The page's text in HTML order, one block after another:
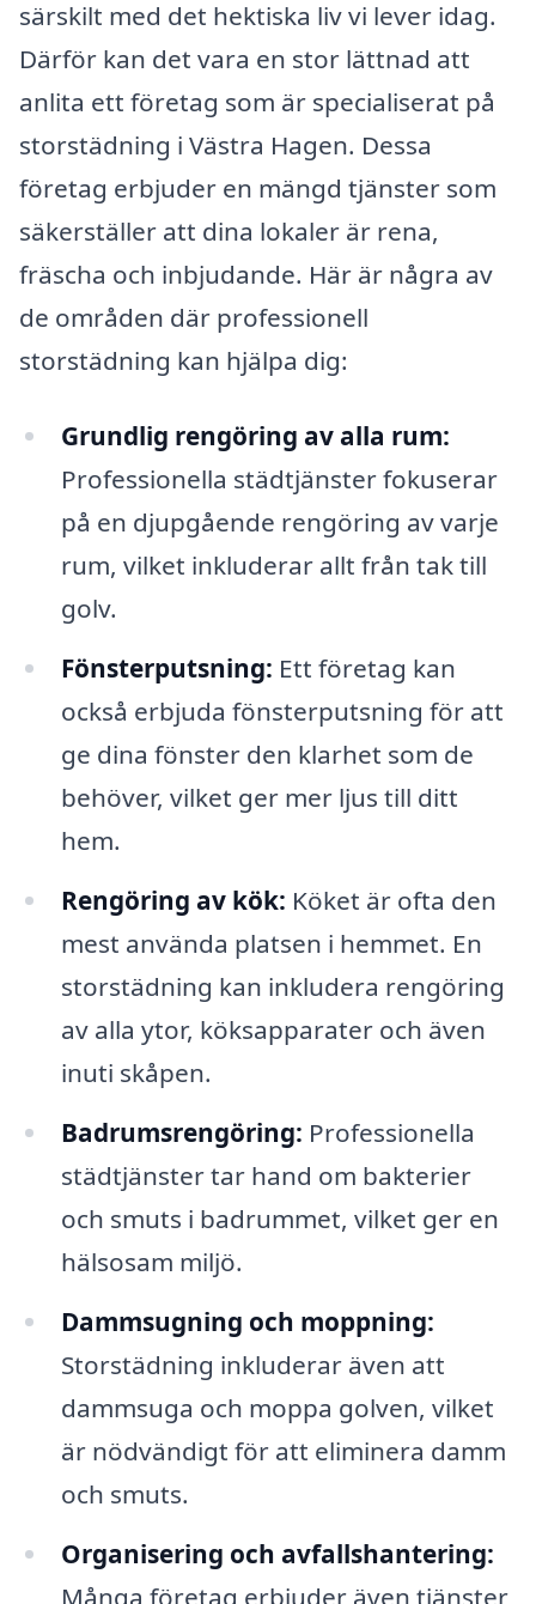
särskilt med det hektiska liv vi lever idag.
Därför kan det vara en stor lättnad att
anlita ett företag som är specialiserat på
storstädning i Västra Hagen. Dessa
företag erbjuder en mängd tjänster som
säkerställer att dina lokaler är rena,
fräscha och inbjudande. Här är några av
de områden där professionell
storstädning kan hjälpa dig:
Grundlig rengöring av alla rum:
Professionella städtjänster fokuserar
på en djupgående rengöring av varje
rum, vilket inkluderar allt från tak till
golv.
Fönsterputsning: Ett företag kan
också erbjuda fönsterputsning för att
ge dina fönster den klarhet som de
behöver, vilket ger mer ljus till ditt
hem.
Rengöring av kök: Köket är ofta den
mest använda platsen i hemmet. En
storstädning kan inkludera rengöring
av alla ytor, köksapparater och även
inuti skåpen.
Badrumsrengöring: Professionella
städtjänster tar hand om bakterier
och smuts i badrummet, vilket ger en
hälsosam miljö.
Dammsugning och moppning:
Storstädning inkluderar även att
dammsuga och moppa golven, vilket
är nödvändigt för att eliminera damm
och smuts.
Organisering och avfallshantering:
Många företag erbjuder även tjänster